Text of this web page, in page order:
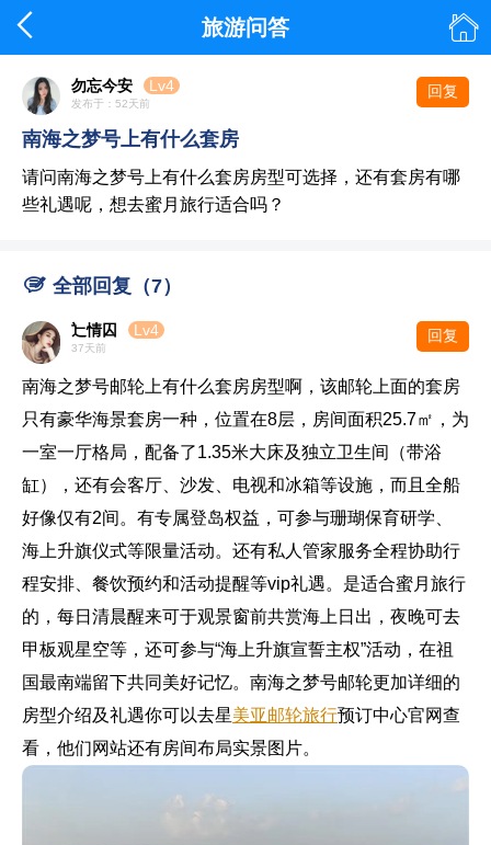
 旅游问答 
勿忘今安 Lv4
发布于：52天前
回复
南海之梦号上有什么套房
请问南海之梦号上有什么套房房型可选择，还有套房有哪
些礼遇呢，想去蜜月旅行适合吗？
 全部回复（7）
辷情囚 Lv4
37天前
回复
南海之梦号邮轮上有什么套房房型啊，该邮轮上面的套房
只有豪华海景套房一种，位置在8层，房间面积25.7㎡，为
一室一厅格局，配备了1.35米大床及独立卫生间（带浴
缸），还有会客厅、沙发、电视和冰箱等设施，而且全船
好像仅有2间。有专属登岛权益，可参与珊瑚保育研学、
海上升旗仪式等限量活动。还有私人管家服务全程协助行
程安排、餐饮预约和活动提醒等vip礼遇。是适合蜜月旅行
的，每日清晨醒来可于观景窗前共赏海上日出，夜晚可去
甲板观星空等，还可参与“海上升旗宣誓主权”活动，在祖
国最南端留下共同美好记忆。南海之梦号邮轮更加详细的
房型介绍及礼遇你可以去星美亚邮轮旅行预订中心官网查
看，他们网站还有房间布局实景图片。